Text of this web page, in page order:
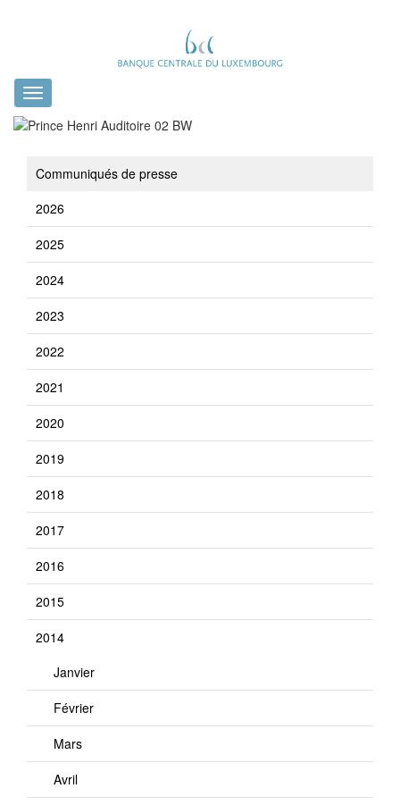
Toggle
navigation
Communiqués de presse
2026
2025
2024
2023
2022
2021
2020
2019
2018
2017
2016
2015
2014
Janvier
Février
Mars
Avril